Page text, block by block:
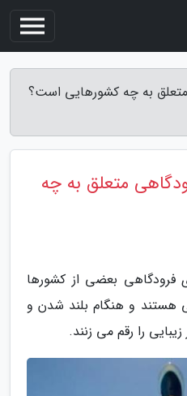
به چه کشورهایی است؟
متعلق به چه
فرودگاهی بعضی از کشورها
هستند و هنگام بلند شدن و
را رقم می زنند.